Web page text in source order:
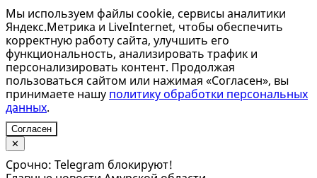
Мы используем файлы cookie, сервисы аналитики
Яндекс.Метрика и LiveInternet, чтобы обеспечить
корректную работу сайта, улучшить его
функциональность, анализировать трафик и
персонализировать контент. Продолжая
пользоваться сайтом или нажимая «Согласен», вы
принимаете нашу политику обработки персональных
данных.
Согласен
✕
Срочно: Telegram блокируют!